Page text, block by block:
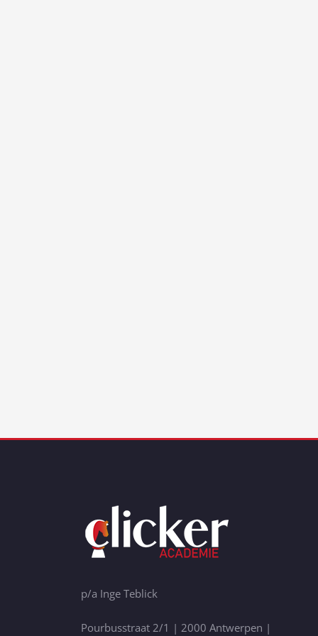
p/a Inge Teblick
Pourbusstraat 2/1 | 2000 Antwerpen |